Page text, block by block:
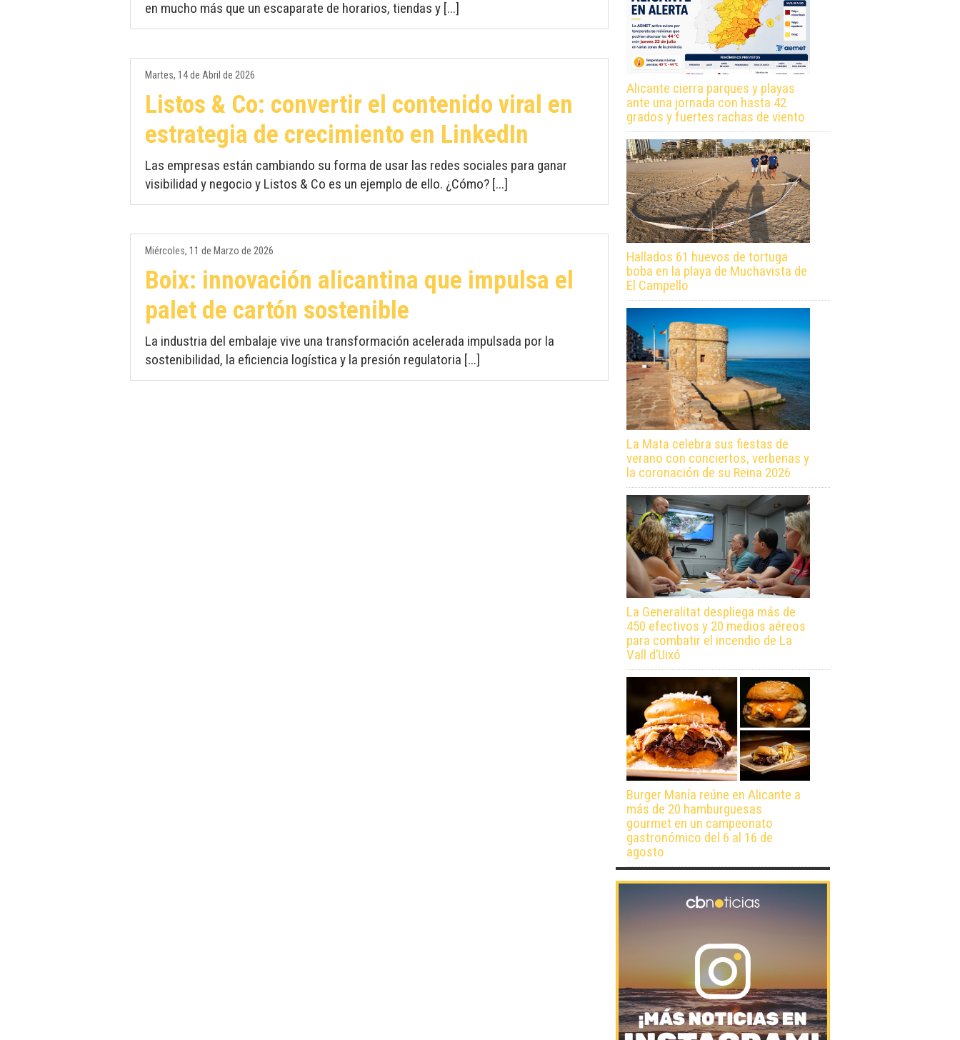
en mucho más que un escaparate de horarios, tiendas y [...]
Martes, 14 de Abril de 2026
Listos & Co: convertir el contenido viral en
estrategia de crecimiento en LinkedIn
Las empresas están cambiando su forma de usar las redes sociales para ganar
visibilidad y negocio y Listos & Co es un ejemplo de ello. ¿Cómo? [...]
Miércoles, 11 de Marzo de 2026
Boix: innovación alicantina que impulsa el
palet de cartón sostenible
La industria del embalaje vive una transformación acelerada impulsada por la
sostenibilidad, la eficiencia logística y la presión regulatoria [...]
Alicante cierra parques y playas
ante una jornada con hasta 42
grados y fuertes rachas de viento
Hallados 61 huevos de tortuga
boba en la playa de Muchavista de
El Campello
La Mata celebra sus fiestas de
verano con conciertos, verbenas y
la coronación de su Reina 2026
La Generalitat despliega más de
450 efectivos y 20 medios aéreos
para combatir el incendio de La
Vall d’Uixó
Burger Manía reúne en Alicante a
más de 20 hamburguesas
gourmet en un campeonato
gastronómico del 6 al 16 de
agosto